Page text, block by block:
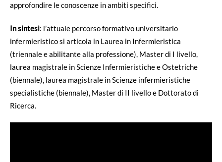
approfondire le conoscenze in ambiti specifici.
In sintesi: l’attuale percorso formativo universitario
infermieristico si articola in Laurea in Infermieristica
(triennale e abilitante alla professione), Master di I livello,
laurea magistrale in Scienze Infermieristiche e Ostetriche
(biennale), laurea magistrale in Scienze infermieristiche
specialistiche (biennale), Master di II livello e Dottorato di
Ricerca.